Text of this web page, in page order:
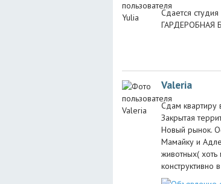
Сдается
ГАРДЕРОБНАЯ
Valeria
Сдам квартиру
Закрытая
Новый рынок.
Мамайку и
животных( хоть
конструктивно